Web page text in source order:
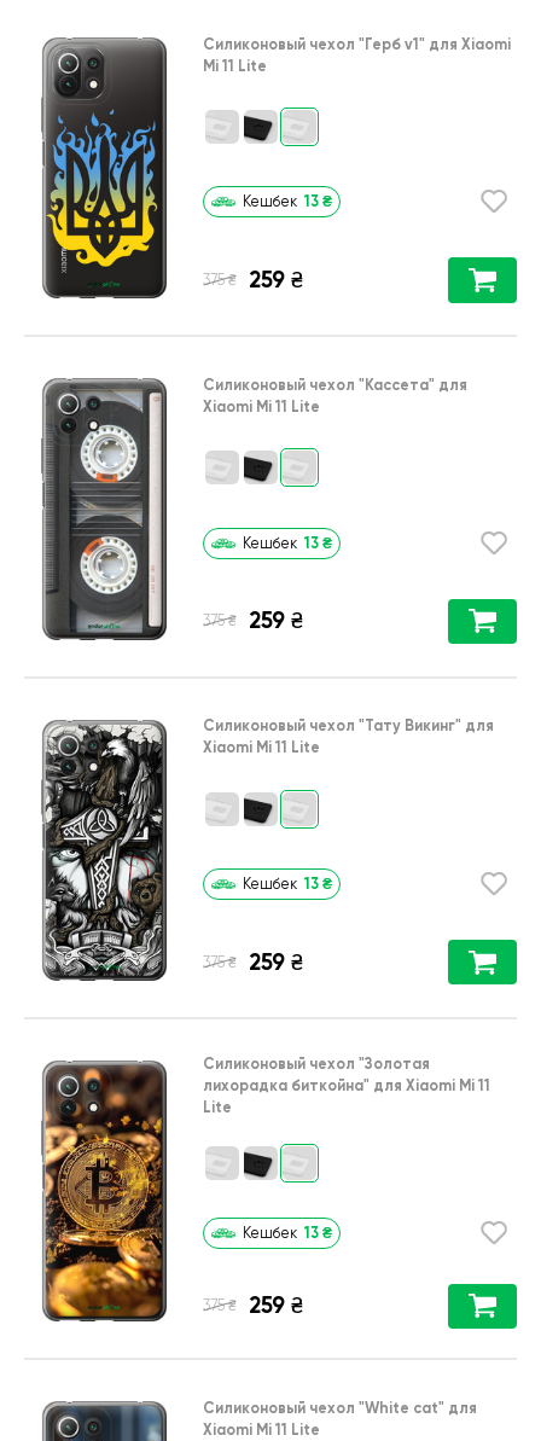
Силиконовый чехол "Герб v1" для Xiaomi
Mi 11 Lite
Кешбек 13 ₴
375 ₴ 259 ₴
Силиконовый чехол "Кассета" для
Xiaomi Mi 11 Lite
Кешбек 13 ₴
375 ₴ 259 ₴
Силиконовый чехол "Тату Викинг" для
Xiaomi Mi 11 Lite
Кешбек 13 ₴
375 ₴ 259 ₴
Силиконовый чехол "Золотая
лихорадка биткойна" для Xiaomi Mi 11
Lite
Кешбек 13 ₴
375 ₴ 259 ₴
Силиконовый чехол "White cat" для
Xiaomi Mi 11 Lite